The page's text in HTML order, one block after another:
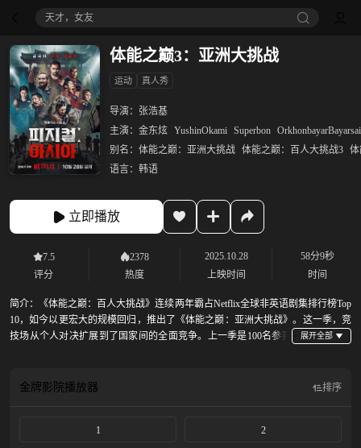
八仙！
体能之巅3：亚洲大挑战
运动 真人秀
导演： 张浩基
主演： 金东炫 YushinOkami Superbon
别名： 体能之巅：亚洲大挑战 体能之巅：百人大挑战3
语言： 韩语
立即播放
7.5
评分
2378
热度
2025.10.28
上映时间
58分9秒
时间
简介：
《体能之巅：百人大挑战》连续两年霸占Netflix全球非英语剧集排行榜Top
10，如今以更宏大的规模回归，推出了《体能之巅：亚洲大挑战》。这一季，竞
技场从个人对决扩展到了国家间的全面竞争。上一季是100名参赛
如果一名队员失败，整个团队都将被淘汰，因此每一刻都是惊心动魄的生存之
金牌影院播放器 排序
1 2